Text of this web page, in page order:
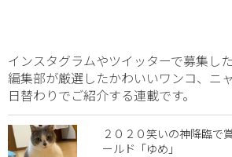
インスタグラムやツイッターで募集し
編集部が厳選したかわいいワンコ、ニ
日替わりでご紹介する連載です。
２０２０笑いの神降臨
ールド「ゆめ」